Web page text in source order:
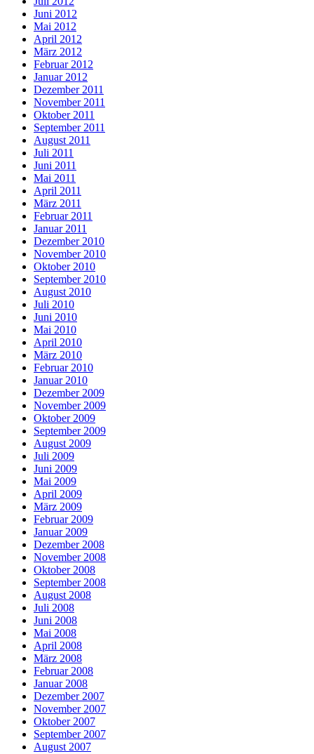
Juni 2012
Mai 2012
April 2012
März 2012
Februar 2012
Januar 2012
Dezember 2011
November 2011
Oktober 2011
September 2011
August 2011
Juli 2011
Juni 2011
Mai 2011
April 2011
März 2011
Februar 2011
Januar 2011
Dezember 2010
November 2010
Oktober 2010
September 2010
August 2010
Juli 2010
Juni 2010
Mai 2010
April 2010
März 2010
Februar 2010
Januar 2010
Dezember 2009
November 2009
Oktober 2009
September 2009
August 2009
Juli 2009
Juni 2009
Mai 2009
April 2009
März 2009
Februar 2009
Januar 2009
Dezember 2008
November 2008
Oktober 2008
September 2008
August 2008
Juli 2008
Juni 2008
Mai 2008
April 2008
März 2008
Februar 2008
Januar 2008
Dezember 2007
November 2007
Oktober 2007
September 2007
August 2007